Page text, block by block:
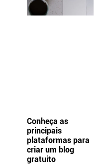
Conheça as
principais
plataformas para
criar um blog
gratuito